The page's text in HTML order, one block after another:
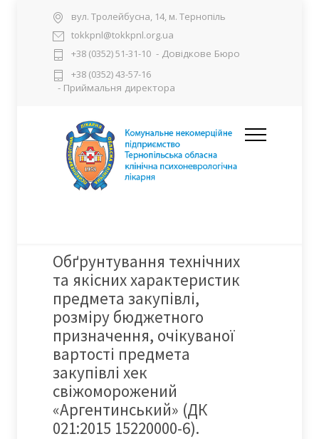
вул. Тролейбусна, 14, м. Тернопіль
tokkpnl@tokkpnl.org.ua
+38 (0352) 51-31-10 - Довідкове Бюро
+38 (0352) 43-57-16
- Приймальня директора
Обґрунтування технічних
та якісних характеристик
предмета закупівлі,
розміру бюджетного
призначення, очікуваної
вартості предмета
закупівлі хек
свіжоморожений
«Аргентинський» (ДК
021:2015 15220000-6).